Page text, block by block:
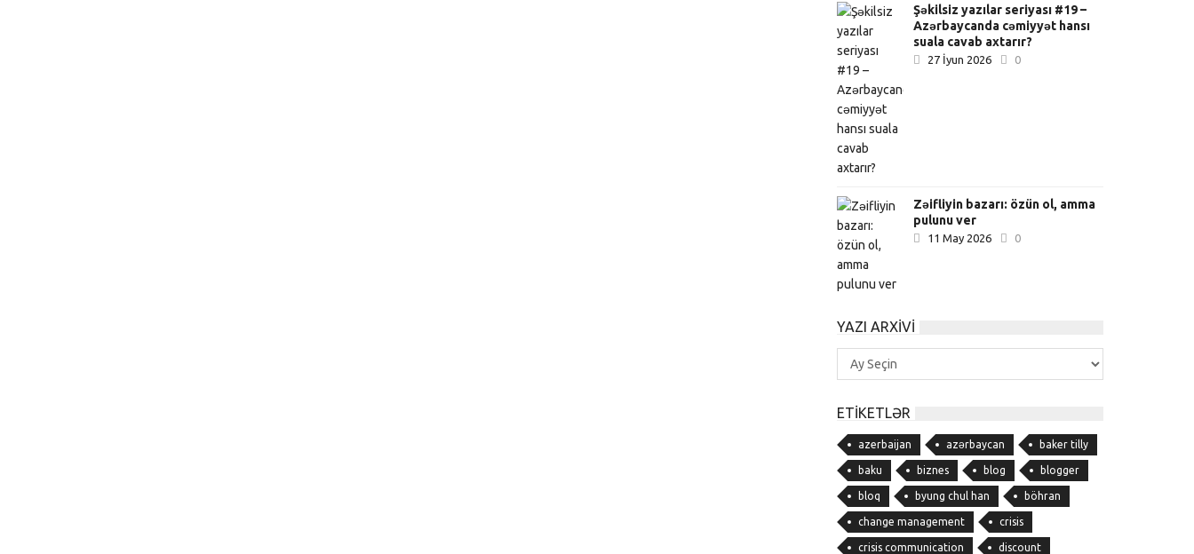
Şəkilsiz yazılar seriyası #19 –
Azərbaycanda cəmiyyət hansı
suala cavab axtarır?
27 İyun 2026 0
Zəifliyin bazarı: özün ol, amma
pulunu ver
11 May 2026 0
YAZI ARXIVI
Yazı
Arxivi
ETIKETLƏR
azerbaijan azərbaycan baker tilly
baku biznes blog blogger
bloq byung chul han böhran
change management crisis
crisis communication discount